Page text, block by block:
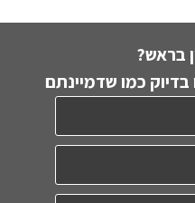
בראש?
כמו שדמיינתם